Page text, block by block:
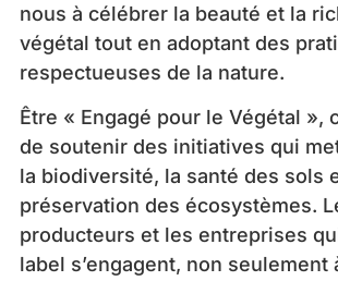
nous à célébrer la beauté et la
végétal tout en adoptant des
respectueuses de la nature.
Être « Engagé pour le Végétal »,
de soutenir des initiatives qui
la biodiversité, la santé des sols
préservation des écosystèmes.
producteurs et les entreprises
label s’engagent, non seulement